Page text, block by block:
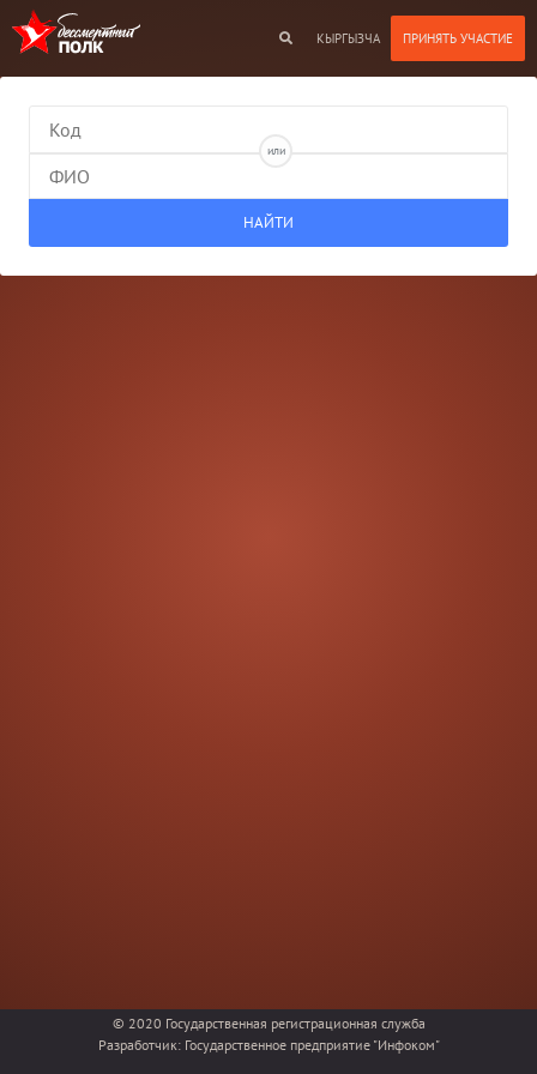
КЫРГЫЗЧА
или
© 2020 Государственная регистрационная служба
Разработчик: Государственное предприятие "Инфоком"